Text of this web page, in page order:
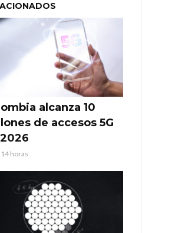
alcanza 10
de accesos 5G
horas